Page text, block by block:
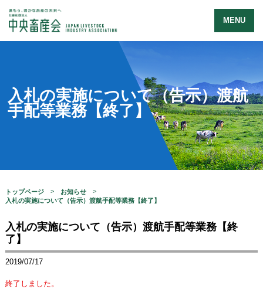
MENU
入札の実施について（告示）渡航
手配等業務【終了】
トップページ
お知らせ
入札の実施について（告示）渡航手配等業務【終了】
入札の実施について（告示）渡航手配等業務【終
了】
2019/07/17
終了しました。